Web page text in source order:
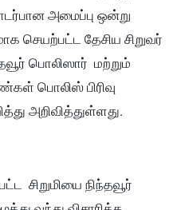
அமைப்பு ஒன்று
செயற்பட்ட தேசிய சிறுவர்
பொலிஸார் மற்றும்
பொலிஸ் பிரிவு
அறிவித்துள்ளது.
சிறுமியை நிந்தவூர்